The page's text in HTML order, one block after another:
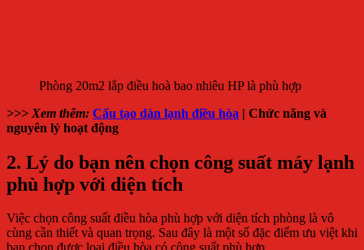
Phòng 20m2 lắp điều hoà bao nhiêu HP là phù hợp
>>> Xem thêm: Cấu tạo dàn lạnh điều hòa | Chức năng và
nguyên lý hoạt động
2. Lý do bạn nên chọn công suất máy lạnh
phù hợp với diện tích
Việc chọn công suất điều hòa phù hợp với diện tích phòng là vô
cùng cần thiết và quan trọng. Sau đây là một số đặc điểm ưu việt khi